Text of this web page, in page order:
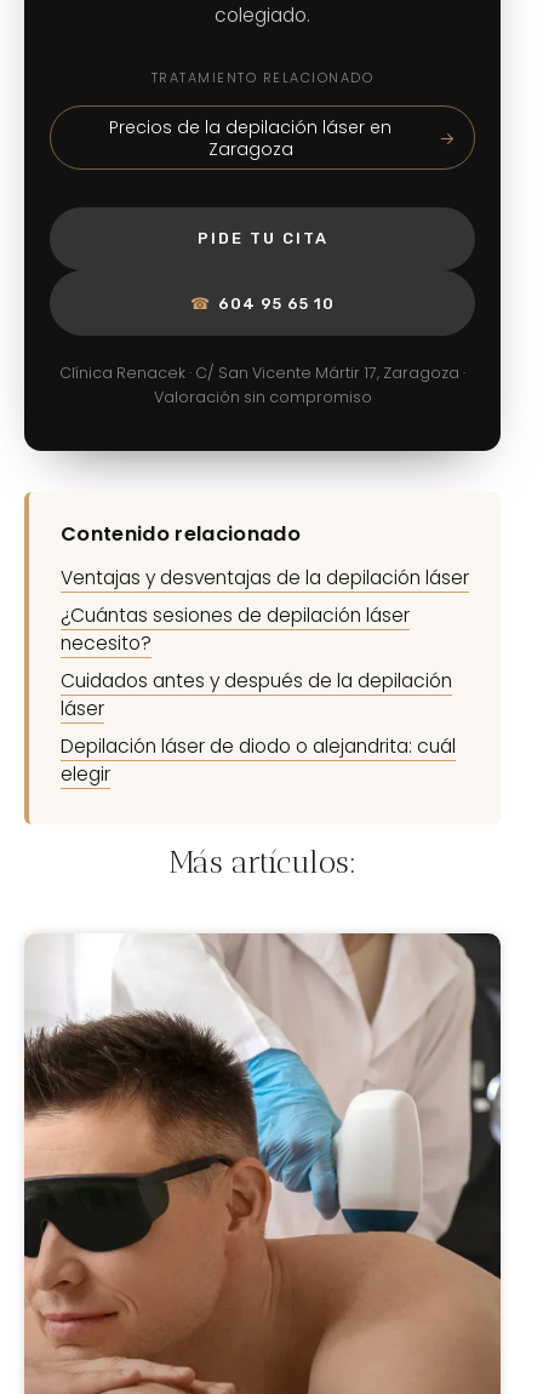
colegiado.
TRATAMIENTO RELACIONADO
Precios de la depilación láser en
Zaragoza
PIDE TU CITA
☎ 604 95 65 10
Clínica Renacek · C/ San Vicente Mártir 17, Zaragoza ·
Valoración sin compromiso
Contenido relacionado
Ventajas y desventajas de la depilación láser
¿Cuántas sesiones de depilación láser
necesito?
Cuidados antes y después de la depilación
láser
Depilación láser de diodo o alejandrita: cuál
elegir
Más artículos: